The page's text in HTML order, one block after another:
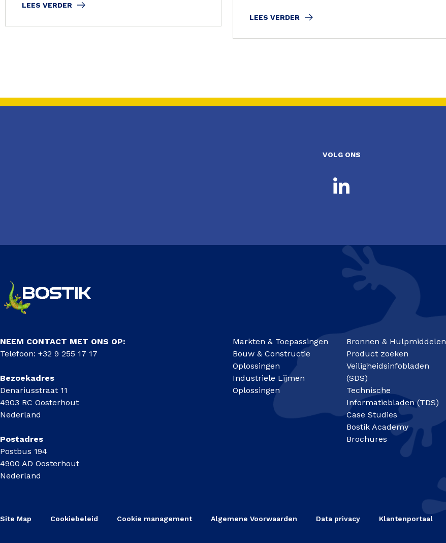
LEES VERDER
LEES VERDER
VOLG ONS
NEEM CONTACT MET ONS OP:
Telefoon: +32 9 255 17 17
Bezoekadres
Denariusstraat 11
4903 RC Oosterhout
Nederland
Postadres
Postbus 194
4900 AD Oosterhout
Nederland
Markten & Toepassingen
Bouw & Constructie
Oplossingen
Industriele Lijmen
Oplossingen
Bronnen & Hulpmiddelen
Product zoeken
Veiligheidsinfobladen
(SDS)
Technische
Informatiebladen (TDS)
Case Studies
Bostik Academy
Brochures
Site Map Cookiebeleid Cookie management Algemene Voorwaarden Data privacy Klantenportaal